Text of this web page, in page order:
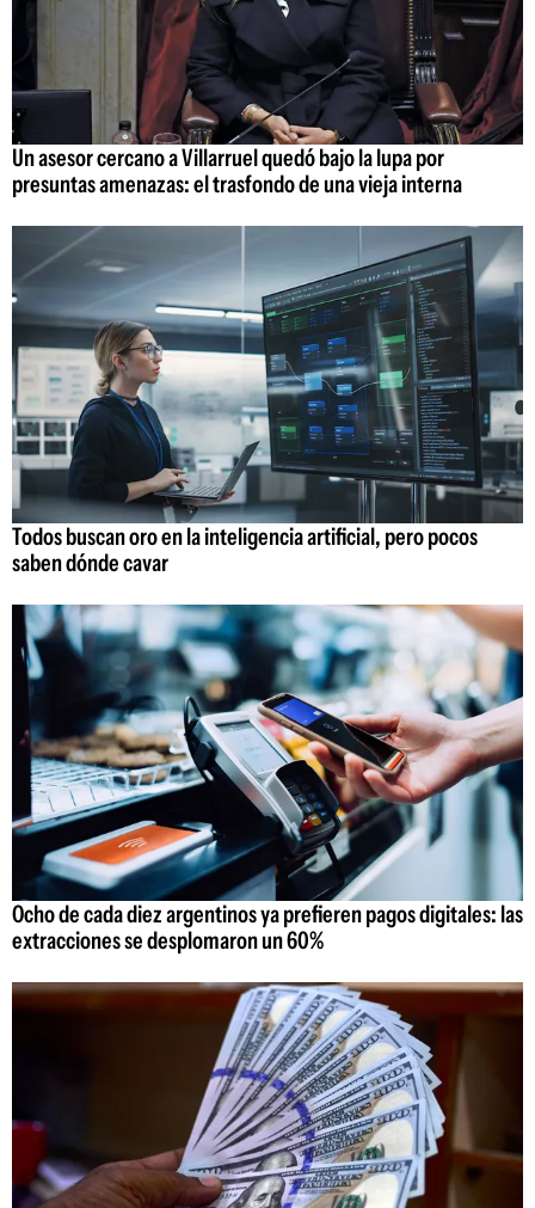
Un asesor cercano a Villarruel quedó bajo la lupa por
presuntas amenazas: el trasfondo de una vieja interna
Todos buscan oro en la inteligencia artificial, pero pocos
saben dónde cavar
Ocho de cada diez argentinos ya prefieren pagos digitales: las
extracciones se desplomaron un 60%